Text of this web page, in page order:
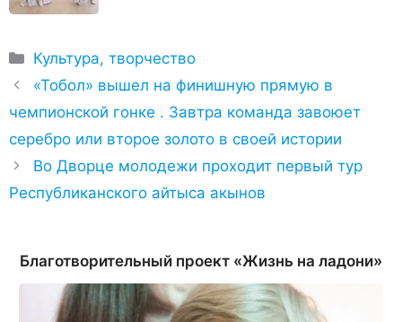
Рубрики
Культура, творчество
«Тобол» вышел на финишную прямую в
чемпионской гонке . Завтра команда завоюет
серебро или второе золото в своей истории
Во Дворце молодежи проходит первый тур
Республиканского айтыса акынов
Благотворительный проект «Жизнь на ладони»